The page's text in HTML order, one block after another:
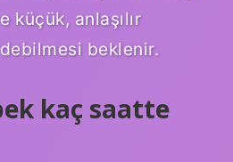
küçük, anlaşılır
beklenir.
kaç saatte